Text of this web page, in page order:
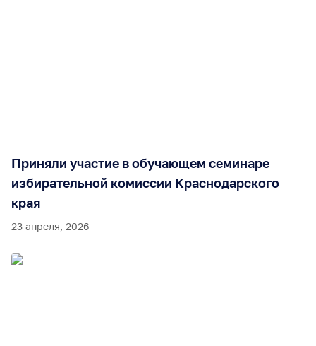
Приняли участие в обучающем семинаре
избирательной комиссии Краснодарского
края
23 апреля, 2026